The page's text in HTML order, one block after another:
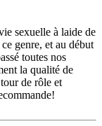
sexuelle à laide de
genre, et au début
toutes nos
la qualité de
de rôle et